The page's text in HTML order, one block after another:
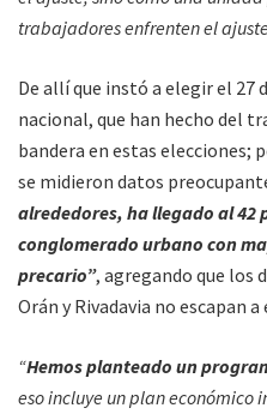
trabajadores enfrenten el
De allí que instó a elegir el 27
nacional, que han hecho del
bandera en estas elecciones;
se midieron datos
alrededores, ha llegado al 42
conglomerado urbano con
precario”, agregando que los
Orán y Rivadavia no escapan
“Hemos planteado un
eso incluye un plan económico